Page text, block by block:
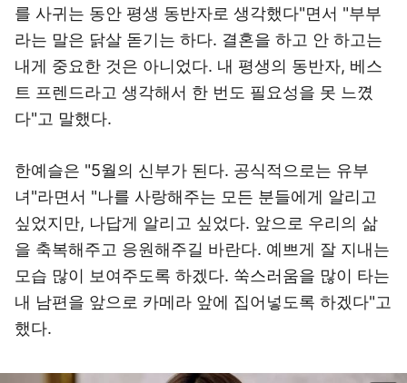
를 사귀는 동안 평생 동반자로 생각했다"면서 "부부
라는 말은 닭살 돋기는 하다. 결혼을 하고 안 하고는
내게 중요한 것은 아니었다. 내 평생의 동반자, 베스
트 프렌드라고 생각해서 한 번도 필요성을 못 느꼈
다"고 말했다.
한예슬은 "5월의 신부가 된다. 공식적으로는 유부
녀"라면서 "나를 사랑해주는 모든 분들에게 알리고
싶었지만, 나답게 알리고 싶었다. 앞으로 우리의 삶
을 축복해주고 응원해주길 바란다. 예쁘게 잘 지내는
모습 많이 보여주도록 하겠다. 쑥스러움을 많이 타는
내 남편을 앞으로 카메라 앞에 집어넣도록 하겠다"고
했다.